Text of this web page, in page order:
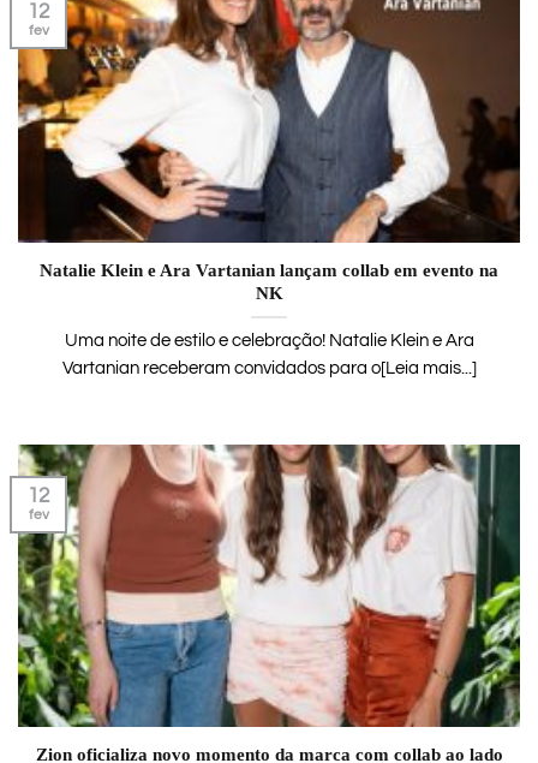
Natalie Klein e Ara Vartanian lançam collab em evento na
NK
Uma noite de estilo e celebração! Natalie Klein e Ara
Vartanian receberam convidados para o[Leia mais...]
12
fev
Zion oficializa novo momento da marca com collab ao lado
12
fev